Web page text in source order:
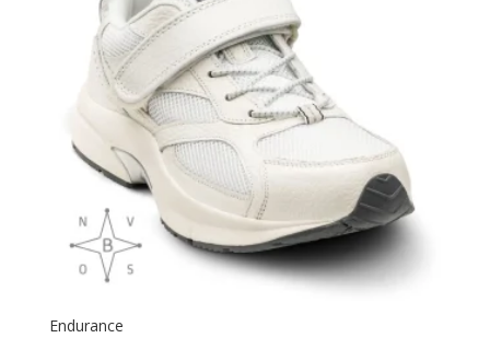
Endurance